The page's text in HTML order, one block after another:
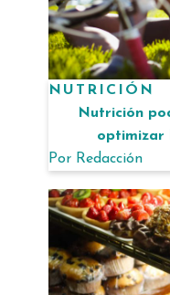
NUTRICIÓN
Nutrición
optimizar
Por Redacción